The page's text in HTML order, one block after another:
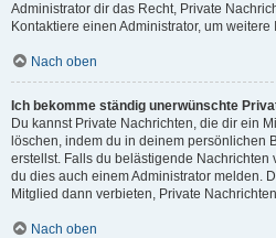
Administrator dir das Recht, Private
Kontaktiere einen Administrator, um
Nach oben
Ich bekomme ständig unerwünschte
Du kannst Private Nachrichten, die dir ein
löschen, indem du in deinem persönlichen
erstellst. Falls du belästigende Nachrichten
du dies auch einem Administrator melden.
Mitglied dann verbieten, Private
Nach oben